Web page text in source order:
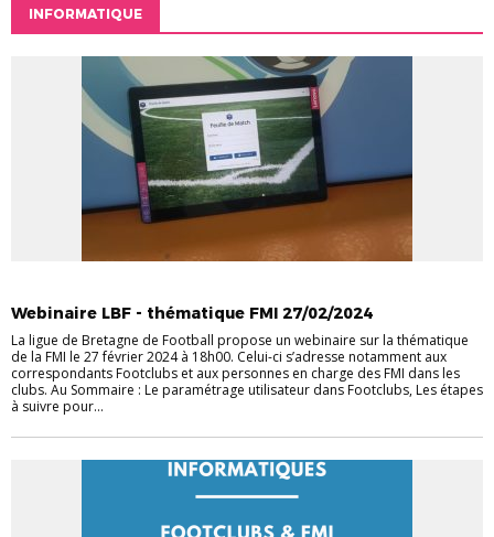
INFORMATIQUE
Webinaire LBF - thématique FMI 27/02/2024
La ligue de Bretagne de Football propose un webinaire sur la thématique
de la FMI le 27 février 2024 à 18h00. Celui-ci s’adresse notamment aux
correspondants Footclubs et aux personnes en charge des FMI dans les
clubs. Au Sommaire : Le paramétrage utilisateur dans Footclubs, Les étapes
à suivre pour...